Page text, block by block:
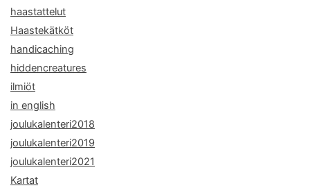
haastattelut
Haastekätköt
handicaching
hiddencreatures
ilmiöt
in english
joulukalenteri2018
joulukalenteri2019
joulukalenteri2021
Kartat